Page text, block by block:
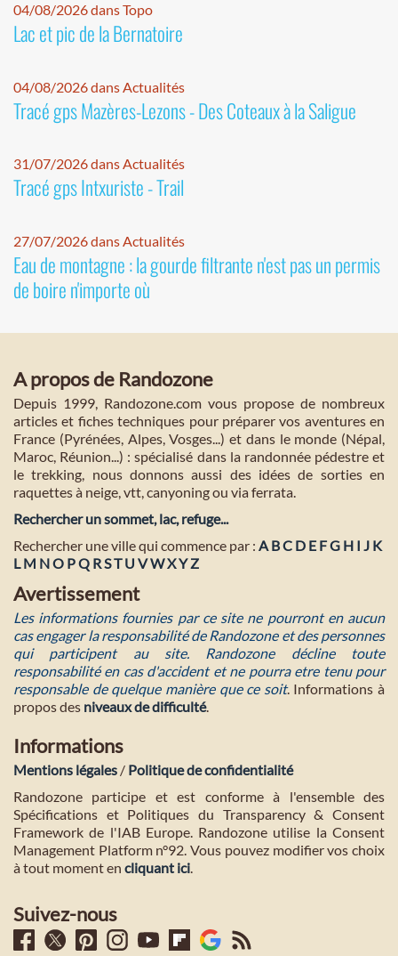
04/08/2026 dans Topo
Lac et pic de la Bernatoire
04/08/2026 dans Actualités
Tracé gps Mazères-Lezons - Des Coteaux à la Saligue
31/07/2026 dans Actualités
Tracé gps Intxuriste - Trail
27/07/2026 dans Actualités
Eau de montagne : la gourde filtrante n'est pas un permis
de boire n'importe où
A propos de Randozone
Depuis 1999, Randozone.com vous propose de nombreux
articles et fiches techniques pour préparer vos aventures en
France (Pyrénées, Alpes, Vosges...) et dans le monde (Népal,
Maroc, Réunion...) : spécialisé dans la randonnée pédestre et
le trekking, nous donnons aussi des idées de sorties en
raquettes à neige, vtt, canyoning ou via ferrata.
Rechercher un sommet, lac, refuge...
Rechercher une ville qui commence par : A BC D E FG H I J K
L M NO PQ RST U VWXYZ
Avertissement
Les informations fournies par ce site ne pourront en aucun
cas engager la responsabilité de Randozone et des personnes
qui participent au site. Randozone décline toute
responsabilité en cas d'accident et ne pourra etre tenu pour
responsable de quelque manière que ce soit. Informations à
propos des niveaux de difficulté.
Informations
Mentions légales / Politique de confidentialité
Randozone participe et est conforme à l'ensemble des
Spécifications et Politiques du Transparency & Consent
Framework de l'IAB Europe. Randozone utilise la Consent
Management Platform n°92. Vous pouvez modifier vos choix
à tout moment en cliquant ici.
Suivez-nous